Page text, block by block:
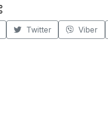
Twitter Viber